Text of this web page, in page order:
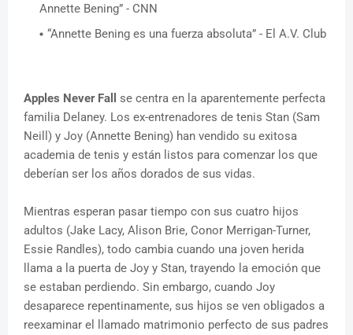
Annette Bening” - CNN
“Annette Bening es una fuerza absoluta” - El A.V. Club
Apples Never Fall
se centra en la aparentemente perfecta
familia Delaney. Los ex-entrenadores de tenis Stan (Sam
Neill) y Joy (Annette Bening) han vendido su exitosa
academia de tenis y están listos para comenzar los que
deberían ser los años dorados de sus vidas.
Mientras esperan pasar tiempo con sus cuatro hijos
adultos (Jake Lacy, Alison Brie, Conor Merrigan-Turner,
Essie Randles), todo cambia cuando una joven herida
llama a la puerta de Joy y Stan, trayendo la emoción que
se estaban perdiendo. Sin embargo, cuando Joy
desaparece repentinamente, sus hijos se ven obligados a
reexaminar el llamado matrimonio perfecto de sus padres